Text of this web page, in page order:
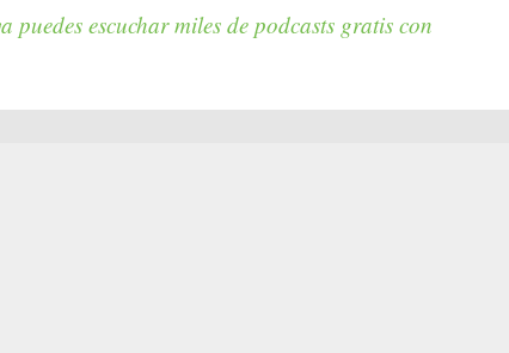
puedes escuchar miles de podcasts gratis con